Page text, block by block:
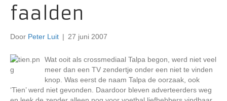
faalden
Door Peter Luit | 27 juni 2007
Wat ooit als crossmediaal Talpa begon, werd niet veel
meer dan een TV zendertje onder een niet te vinden
knop. Was eerst de naam Talpa de oorzaak, ook
‘Tien’ werd niet gevonden. Daardoor bleven adverteerders weg